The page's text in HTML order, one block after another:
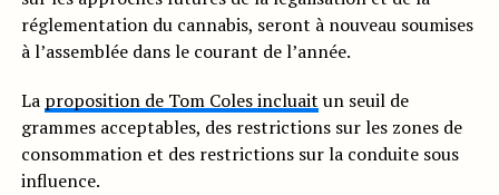
réglementation du cannabis, seront à nouveau soumises
à l’assemblée dans le courant de l’année.
La proposition de Tom Coles incluait un seuil de
grammes acceptables, des restrictions sur les zones de
consommation et des restrictions sur la conduite sous
influence.